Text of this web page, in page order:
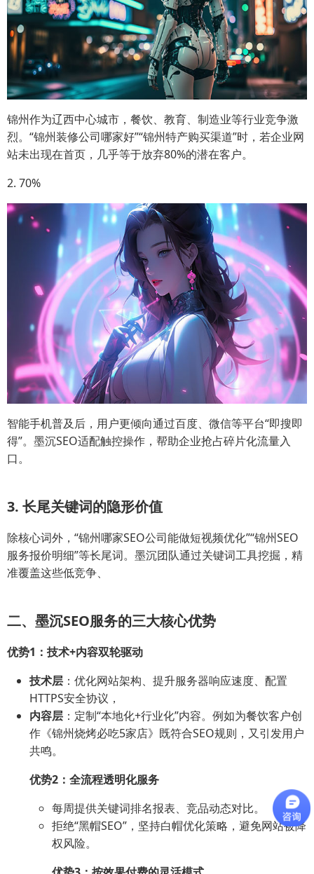
锦州作为辽西中心城市，餐饮、教育、制造业等行业竞争激
烈。“锦州装修公司哪家好”“锦州特产购买渠道”时，若企业网
站未出现在首页，几乎等于放弃80%的潜在客户。
2. 70%
智能手机普及后，用户更倾向通过百度、微信等平台“即搜即
得”。墨沉SEO适配触控操作，帮助企业抢占碎片化流量入
口。
3. 长尾关键词的隐形价值
除核心词外，“锦州哪家SEO公司能做短视频优化”“锦州SEO
服务报价明细”等长尾词。墨沉团队通过关键词工具挖掘，精
准覆盖这些低竞争、
二、墨沉SEO服务的三大核心优势
优势1：技术+内容双轮驱动
技术层 ：优化网站架构、提升服务器响应速度、配置
HTTPS安全协议，
内容层 ：定制“本地化+行业化”内容。例如为餐饮客户创
作《锦州烧烤必吃5家店》既符合SEO规则，又引发用户
共鸣。
优势2：全流程透明化服务
每周提供关键词排名报表、竞品动态对比。
拒绝“黑帽SEO”，坚持白帽优化策略，避免网站被降
权风险。